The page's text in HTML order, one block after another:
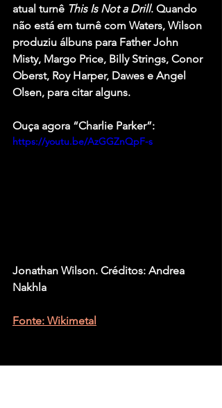
atual turnê This Is Not a Drill. Quando
não está em turnê com Waters, Wilson
produziu álbuns para Father John
Misty, Margo Price, Billy Strings, Conor
Oberst, Roy Harper, Dawes e Angel
Olsen, para citar alguns.
Ouça agora “Charlie Parker”:
https://youtu.be/AzGGZnQpF-s
Jonathan Wilson. Créditos: Andrea
Nakhla
Fonte: Wikimetal